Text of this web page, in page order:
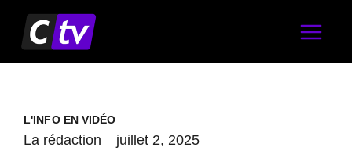
contenu
L'INFO EN VIDÉO
La rédaction juillet 2, 2025